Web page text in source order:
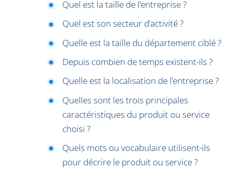
Quel est la taille de l’entreprise ?
Quel est son secteur d’activité ?
Quelle est la taille du département ciblé ?
Depuis combien de temps existent-ils ?
Quelle est la localisation de l’entreprise ?
Quelles sont les trois principales
caractéristiques du produit ou service
choisi ?
Quels mots ou vocabulaire utilisent-ils
pour décrire le produit ou service ?